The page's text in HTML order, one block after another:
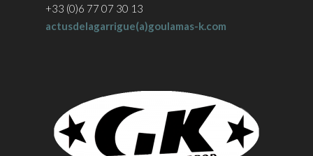
+33 (0)6 77 07 30 13
actusdelagarrigue(a)goulamas-k.com